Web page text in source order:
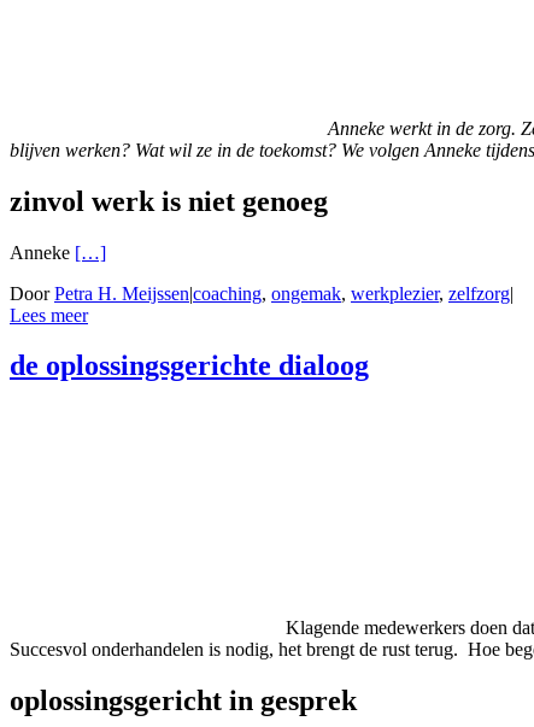
Anneke werkt in de zorg.
blijven werken? Wat wil ze in de toekomst? We volgen Anneke
zinvol werk is niet genoeg
Anneke […]
DoorPetra H. Meijssen|coaching, ongemak, werkplezier, zelfzorg|
Lees meer
de oplossingsgerichte dialoog
Klagende medewerkers doen
Succesvol onderhandelen is nodig, het brengt de rust terug. Hoe
oplossingsgericht in gesprek